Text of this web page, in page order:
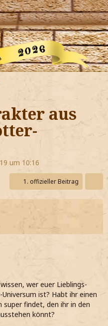
werden!
aus
um 10:16
1. offizieller Beitrag
wer euer Lieblings-
ist? Habt ihr einen
super findet, den ihr in den
könnt?